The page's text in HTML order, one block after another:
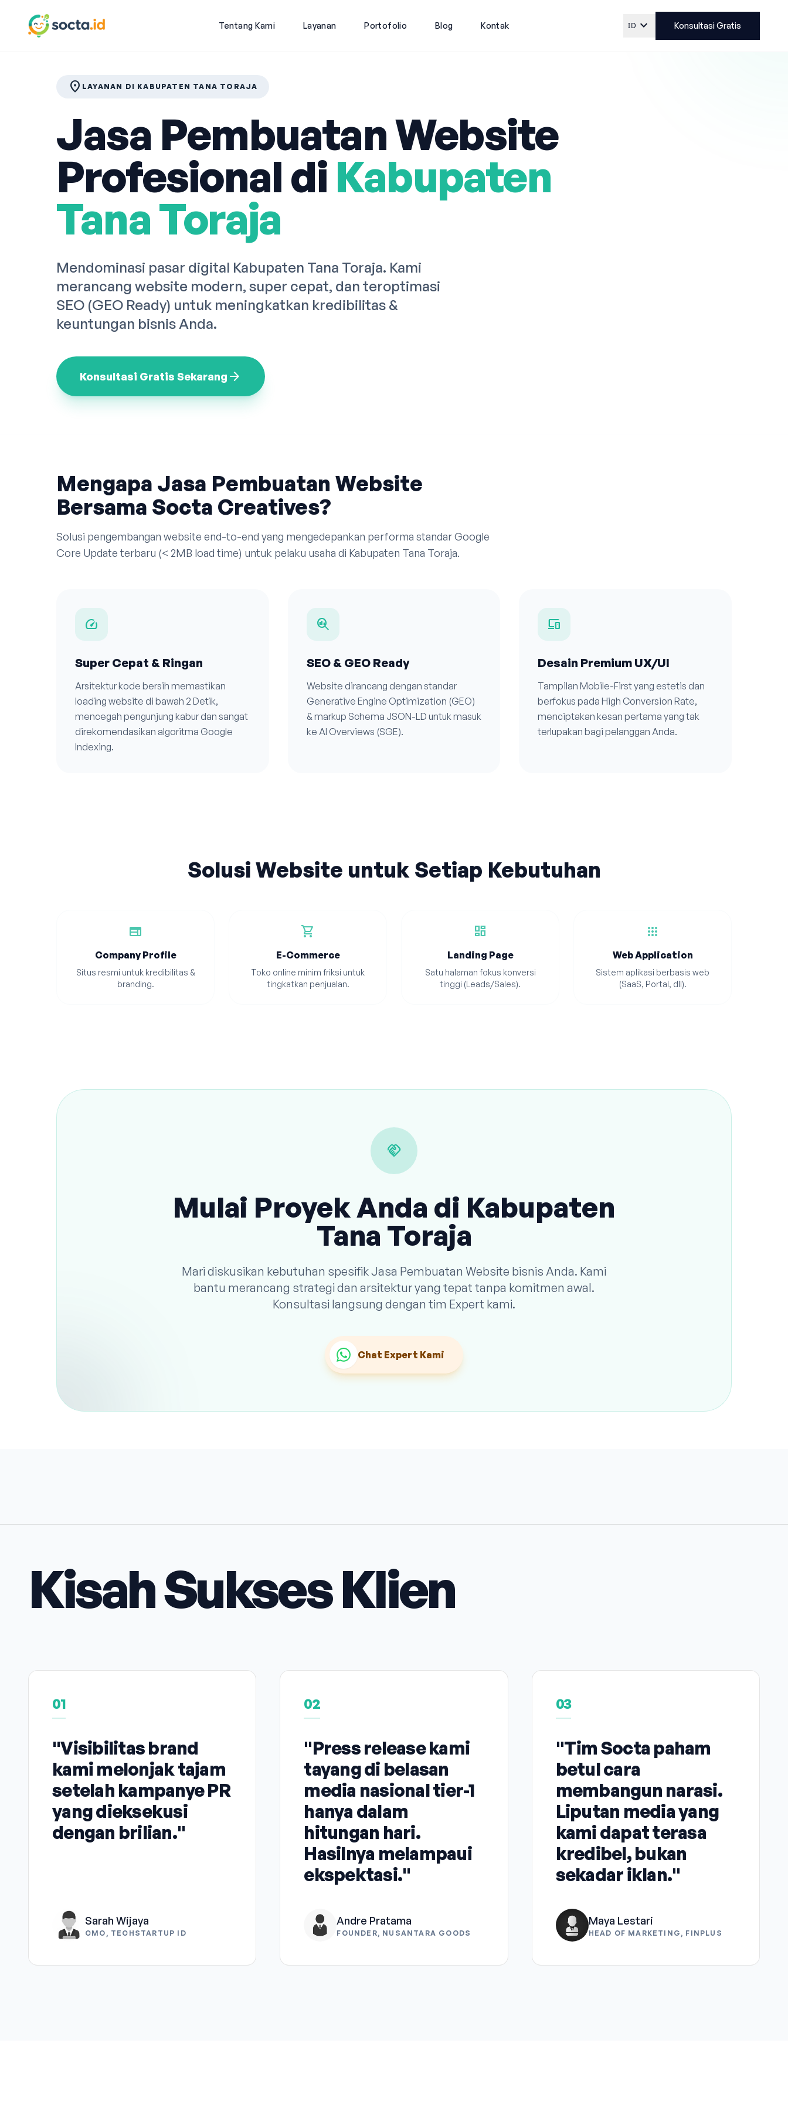
Tentang Kami Layanan Portofolio Blog Kontak ID expand_more Konsultasi Gratis
location_on LAYANAN DI KABUPATEN TANA TORAJA
Jasa Pembuatan Website
Profesional di Kabupaten
Tana Toraja
Mendominasi pasar digital Kabupaten Tana Toraja. Kami
merancang website modern, super cepat, dan teroptimasi
SEO (GEO Ready) untuk meningkatkan kredibilitas &
keuntungan bisnis Anda.
Konsultasi Gratis Sekarang arrow_forward
Mengapa Jasa Pembuatan Website
Bersama Socta Creatives?
Solusi pengembangan website end-to-end yang mengedepankan performa standar Google
Core Update terbaru (< 2MB load time) untuk pelaku usaha di Kabupaten Tana Toraja.
speed
Super Cepat & Ringan
Arsitektur kode bersih memastikan
loading website di bawah 2 Detik,
mencegah pengunjung kabur dan sangat
direkomendasikan algoritma Google
Indexing.
search_insights
SEO & GEO Ready
Website dirancang dengan standar
Generative Engine Optimization (GEO)
& markup Schema JSON-LD untuk masuk
ke AI Overviews (SGE).
devices
Desain Premium UX/UI
Tampilan Mobile-First yang estetis dan
berfokus pada High Conversion Rate,
menciptakan kesan pertama yang tak
terlupakan bagi pelanggan Anda.
Solusi Website untuk Setiap Kebutuhan
web
Company Profile
Situs resmi untuk kredibilitas &
branding.
shopping_cart
E-Commerce
Toko online minim friksi untuk
tingkatkan penjualan.
dashboard
Landing Page
Satu halaman fokus konversi
tinggi (Leads/Sales).
apps
Web Application
Sistem aplikasi berbasis web
(SaaS, Portal, dll).
handshake
Mulai Proyek Anda di Kabupaten
Tana Toraja
Mari diskusikan kebutuhan spesifik Jasa Pembuatan Website bisnis Anda. Kami
bantu merancang strategi dan arsitektur yang tepat tanpa komitmen awal.
Konsultasi langsung dengan tim Expert kami.
Chat Expert Kami
Kisah Sukses Klien
01
"Visibilitas brand
kami melonjak tajam
setelah kampanye PR
yang dieksekusi
dengan brilian."
Sarah Wijaya
CMO, TECHSTARTUP ID
02
"Press release kami
tayang di belasan
media nasional tier-1
hanya dalam
hitungan hari.
Hasilnya melampaui
ekspektasi."
Andre Pratama
FOUNDER, NUSANTARA GOODS
03
"Tim Socta paham
betul cara
membangun narasi.
Liputan media yang
kami dapat terasa
kredibel, bukan
sekadar iklan."
Maya Lestari
HEAD OF MARKETING, FINPLUS